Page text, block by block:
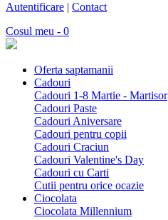
Autentificare | Contact
Cosul meu - 0
Oferta saptamanii
Cadouri
Cadouri 1-8 Martie - Martisor
Cadouri Paste
Cadouri Aniversare
Cadouri pentru copii
Cadouri Craciun
Cadouri Valentine's Day
Cadouri cu Carti
Cutii pentru orice ocazie
Ciocolata
Ciocolata Millennium